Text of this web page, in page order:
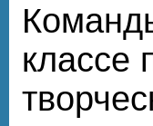
классе